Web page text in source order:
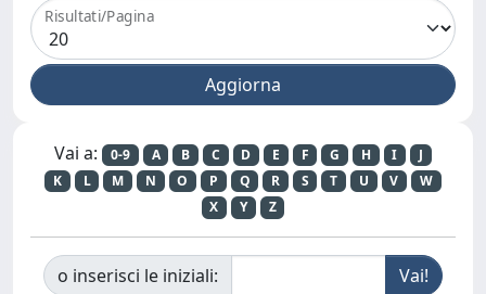
Risultati/Pagina
Vai a: 0-9 A B C D E F G H I
J
K
L M N O P Q R S T U V
W
X
Y Z
o inserisci le iniziali: